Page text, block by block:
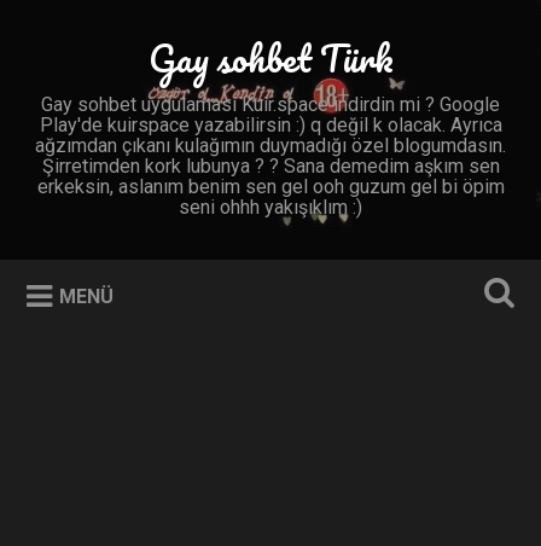
Gay sohbet Türk
Gay sohbet uygulaması Kuir.space indirdin mi ? Google
Play'de kuirspace yazabilirsin :) q değil k olacak. Ayrıca
ağzımdan çıkanı kulağımın duymadığı özel blogumdasın.
Şirretimden kork lubunya ? ? Sana demedim aşkım sen
erkeksin, aslanım benim sen gel ooh guzum gel bi öpim
seni ohhh yakışıklım :)
MENÜ